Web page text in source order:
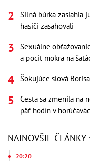
Silná búrka zasiahla
hasiči zasahovali
Sexuálne
a pocit mokra na
Šokujúce slová
Cesta sa zmenila na
päť hodín v
NAJNOVŠIE ČLÁNKY
20:20